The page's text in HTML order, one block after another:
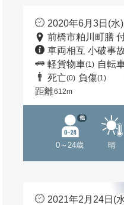
2020年6月3日(水
前橋市粕川町膳
車両相互 小破事
軽貨物車(1) 自転
死亡(0) 負傷(1)
距離612m
0～24歳
他
晴
2021年2月24日(